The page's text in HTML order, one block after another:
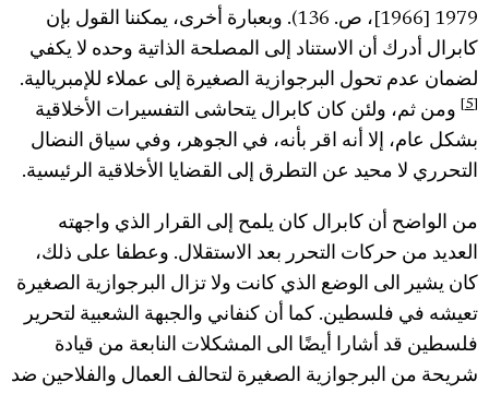
1979 [1966]، ص. 136). وبعبارة أخرى، يمكننا القول بإن
كابرال أدرك أن الاستناد إلى المصلحة الذاتية وحده لا يكفي
لضمان عدم تحول البرجوازية الصغيرة إلى عملاء للإمبريالية.
ومن ثم، ولئن كان كابرال يتحاشى التفسيرات الأخلاقية
بشكل عام، إلا أنه اقر بأنه، في الجوهر، وفي سياق النضال
التحرري لا محيد عن التطرق إلى القضايا الأخلاقية الرئيسية.
من الواضح أن كابرال كان يلمح إلى القرار الذي واجهته
العديد من حركات التحرر بعد الاستقلال. وعطفا على ذلك،
كان يشير الى الوضع الذي كانت ولا تزال البرجوازية الصغيرة
تعيشه في فلسطين. كما أن كنفاني والجبهة الشعبية لتحرير
فلسطين قد أشارا أيضًا الى المشكلات النابعة من قيادة
شريحة من البرجوازية الصغيرة لتحالف العمال والفلاحين ضد